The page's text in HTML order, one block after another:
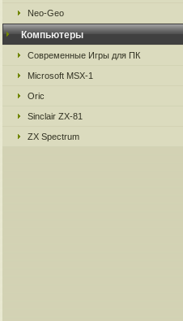
Neo-Geo
Компьютеры
Современные Игры для ПК
Microsoft MSX-1
Oric
Sinclair ZX-81
ZX Spectrum